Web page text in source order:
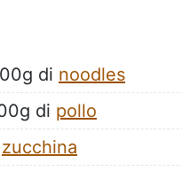
di noodles
di pollo
zucchina